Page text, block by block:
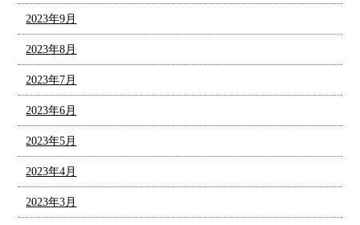
2023年9月
2023年8月
2023年7月
2023年6月
2023年5月
2023年4月
2023年3月